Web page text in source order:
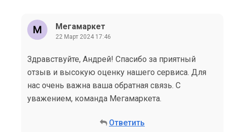
Мегамаркет
22 Март 2024 17:46
Здравствуйте, Андрей! Спасибо за приятный
отзыв и высокую оценку нашего сервиса. Для
нас очень важна ваша обратная связь. С
уважением, команда Мегамаркета.
Ответить